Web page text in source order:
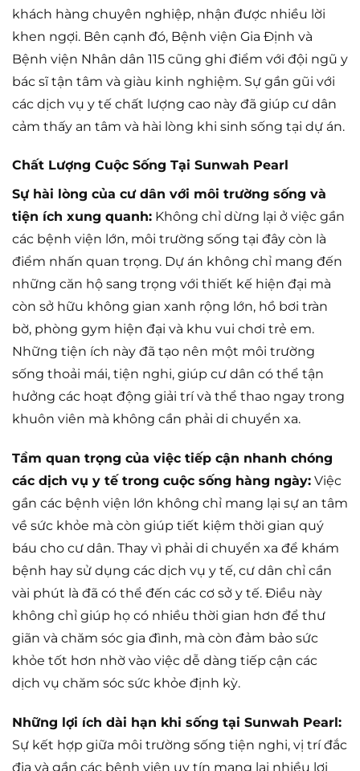
khách hàng chuyên nghiệp, nhận được nhiều lời
khen ngợi. Bên cạnh đó, Bệnh viện Gia Định và
Bệnh viện Nhân dân 115 cũng ghi điểm với đội ngũ y
bác sĩ tận tâm và giàu kinh nghiệm. Sự gần gũi với
các dịch vụ y tế chất lượng cao này đã giúp cư dân
cảm thấy an tâm và hài lòng khi sinh sống tại dự án.
Chất Lượng Cuộc Sống Tại Sunwah Pearl
Sự hài lòng của cư dân với môi trường sống và
tiện ích xung quanh: Không chỉ dừng lại ở việc gần
các bệnh viện lớn, môi trường sống tại đây còn là
điểm nhấn quan trọng. Dự án không chỉ mang đến
những căn hộ sang trọng với thiết kế hiện đại mà
còn sở hữu không gian xanh rộng lớn, hồ bơi tràn
bờ, phòng gym hiện đại và khu vui chơi trẻ em.
Những tiện ích này đã tạo nên một môi trường
sống thoải mái, tiện nghi, giúp cư dân có thể tận
hưởng các hoạt động giải trí và thể thao ngay trong
khuôn viên mà không cần phải di chuyển xa.
Tầm quan trọng của việc tiếp cận nhanh chóng
các dịch vụ y tế trong cuộc sống hàng ngày: Việc
gần các bệnh viện lớn không chỉ mang lại sự an tâm
về sức khỏe mà còn giúp tiết kiệm thời gian quý
báu cho cư dân. Thay vì phải di chuyển xa để khám
bệnh hay sử dụng các dịch vụ y tế, cư dân chỉ cần
vài phút là đã có thể đến các cơ sở y tế. Điều này
không chỉ giúp họ có nhiều thời gian hơn để thư
giãn và chăm sóc gia đình, mà còn đảm bảo sức
khỏe tốt hơn nhờ vào việc dễ dàng tiếp cận các
dịch vụ chăm sóc sức khỏe định kỳ.
Những lợi ích dài hạn khi sống tại Sunwah Pearl:
Sự kết hợp giữa môi trường sống tiện nghi, vị trí đắc
địa và gần các bệnh viện uy tín mang lại nhiều lợi